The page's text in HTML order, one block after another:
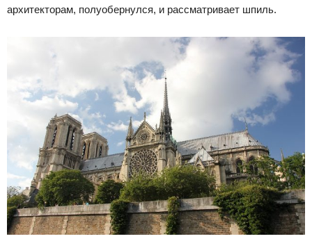
архитекторам, полуобернулся, и рассматривает шпиль.